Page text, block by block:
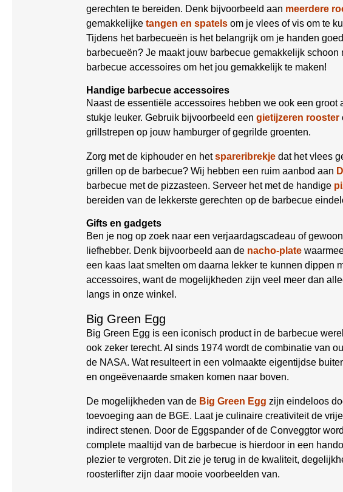
gerechten te bereiden. Denk bijvoorbeeld aan meerdere
gemakkelijke tangen en spatels om je vlees of vis om te
Tijdens het barbecueën is het belangrijk om je handen
barbecueën? Je maakt jouw barbecue gemakkelijk
barbecue accessoires om het jou gemakkelijk te maken!
Handige barbecue accessoires
Naast de essentiële accessoires hebben we ook een
stukje leuker. Gebruik bijvoorbeeld een gietijzeren rooster
grillstrepen op jouw hamburger of gegrilde groenten.
Zorg met de kiphouder en hetspareribrekje dat het vlees
grillen op de barbecue? Wij hebben een ruim aanbod aan
barbecue met de pizzasteen. Serveer het met de handige
bereiden van de lekkerste gerechten op de barbecue
Gifts en gadgets
Ben je nog op zoek naar een verjaardagscadeau of
liefhebber. Denk bijvoorbeeld aan de nacho-plate
een kaas laat smelten om daarna lekker te kunnen dippen
accessoires, want de mogelijkheden zijn veel meer dan
langs in onze winkel.
Big Green Egg
Big Green Egg is een iconisch product in de barbecue
ook zeker terecht. Al sinds 1974 wordt de combinatie van
de NASA. Wat resulteert in een volmaakte eigentijdse
en ongeëvenaarde smaken komen naar boven.
De mogelijkheden van de Big Green Egg zijn eindeloos
toevoeging aan de BGE. Laat je culinaire creativiteit de
indirect stenen. Door de Eggspander of de Conveggtor
complete maaltijd van de barbecue is hierdoor in een
plezier te vergroten. Dit zie je terug in de kwaliteit,
roosterlifter zijn daar mooie voorbeelden van.